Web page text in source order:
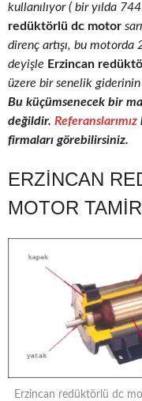
kullanılıyor ( bir yılda
redüktörlü dc motor
direnç artışı, bu
deyişle Erzincan
üzere bir senelik
Bu küçümsenecek bir
değildir. Referanslarımız
firmaları görebilirsiniz.
ERZINCAN
MOTOR
Erzincan redüktörlü dc